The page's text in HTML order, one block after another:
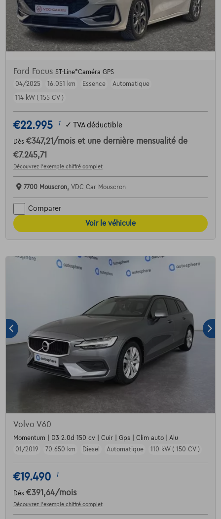
Ford Focus ST-Line*Caméra GPS
04/2025
16.051 km Essence
Automatique
114 kW ( 155 CV )
€22.995 1 ✓ TVA déductible
Dès €347,21 /mois et une dernière mensualité de
€7.245,71
Découvrez l’exemple chiffré complet
7700 Mouscron, VDC Car Mouscron
Comparer
Voir le véhicule
Volvo V60
Momentum | D3 2.0d 150 cv | Cuir | Gps | Clim auto | Alu
01/2019
70.650 km Diesel Automatique 110 kW ( 150 CV )
€19.490 1
Dès €391,64/mois
Découvrez l’exemple chiffré complet